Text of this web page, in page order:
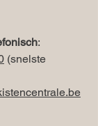
:
(snelste